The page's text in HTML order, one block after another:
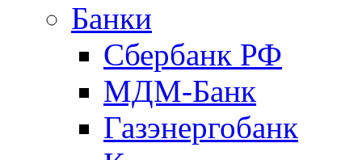
Банки
Сбербанк РФ
МДМ-Банк
Газэнергобанк